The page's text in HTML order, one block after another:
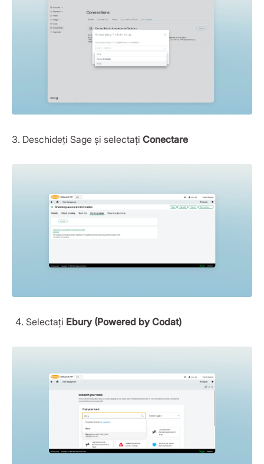
3. Deschideți Sage și selectați Conectare
Selectați Ebury (Powered by Codat)